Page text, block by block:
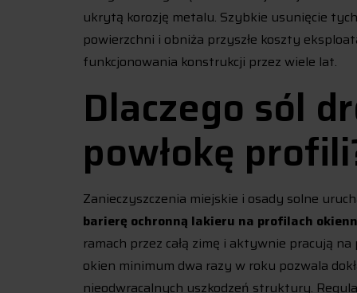
ukrytą korozję metalu. Szybkie usunięcie
powierzchni i obniża przyszłe koszty
funkcjonowania konstrukcji przez wiele lat.
Dlaczego sól
powłokę
Zanieczyszczenia miejskie i osady solne
barierę ochronną lakieru na profilach
ramach przez całą zimę i aktywnie pracują
okien minimum dwa razy w roku pozwala
nieodwracalnych uszkodzeń struktury.